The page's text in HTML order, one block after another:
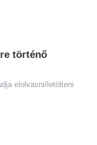
történő
elolvasni/letölteni